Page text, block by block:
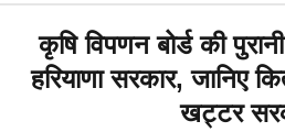
कृषि विपणन बोर्ड की
हरियाणा सरकार, जानिए
खट्टर